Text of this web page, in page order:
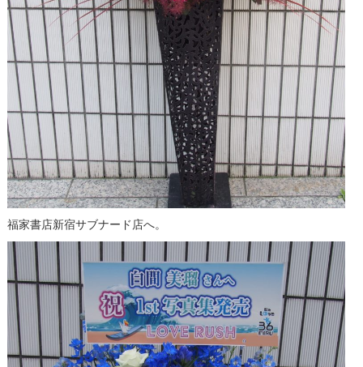
福家書店新宿サブナード店へ。